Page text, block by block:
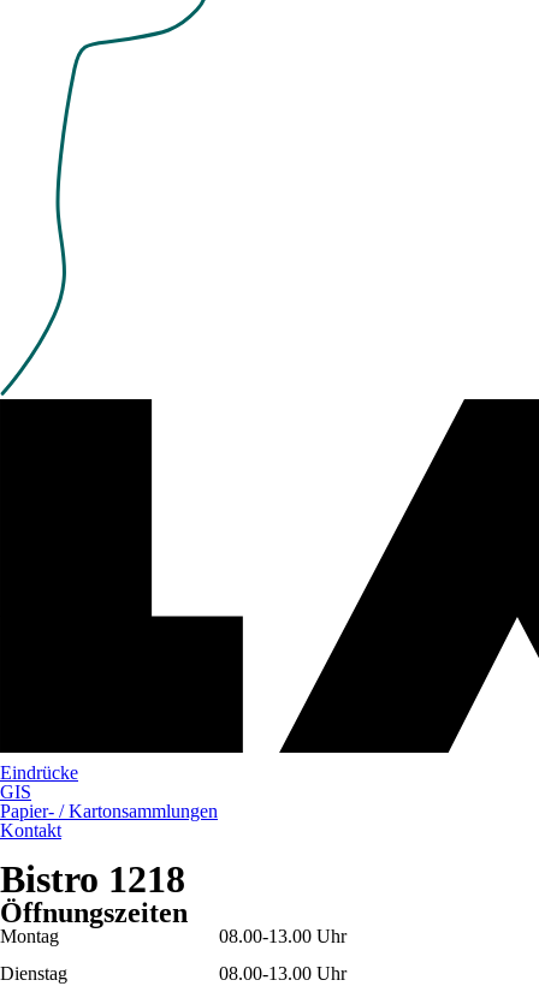
Eindrücke
GIS
Papier- / Kartonsammlungen
Kontakt
Bistro 1218
Öffnungszeiten
Montag
08.00-13.00 Uhr
Dienstag
08.00-13.00 Uhr